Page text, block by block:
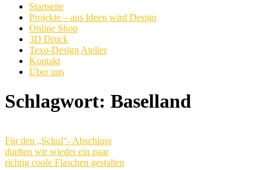
Startseite
Projekte – aus Ideen wird Design
Online Shop
3D Druck
Texo-Design Atelier
Kontakt
Über uns
Schlagwort: Baselland
Für den „Schul“- Abschluss
durften wir wieder ein paar
richtig coole Flaschen gestalten